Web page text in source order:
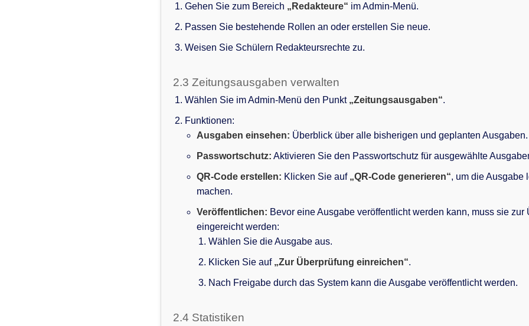
Gehen Sie zum Bereich „Redakteure“ im Admin-Menü.
Passen Sie bestehende Rollen an oder erstellen Sie neue.
Weisen Sie Schülern Redakteursrechte zu.
2.3 Zeitungsausgaben verwalten
Wählen Sie im Admin-Menü den Punkt „Zeitungsausgaben“.
Funktionen:
Ausgaben einsehen: Überblick über alle bisherigen und geplanten Ausgaben.
Passwortschutz: Aktivieren Sie den Passwortschutz für ausgewählte
QR-Code erstellen: Klicken Sie auf „QR-Code generieren“, um die Ausgabe
machen.
Veröffentlichen: Bevor eine Ausgabe veröffentlicht werden kann, muss sie zur
eingereicht werden:
Wählen Sie die Ausgabe aus.
Klicken Sie auf „Zur Überprüfung einreichen“.
Nach Freigabe durch das System kann die Ausgabe veröffentlicht werden.
2.4 Statistiken